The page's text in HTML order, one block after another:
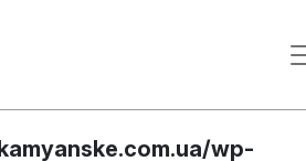
Passing null to
of type array|string is
wp-